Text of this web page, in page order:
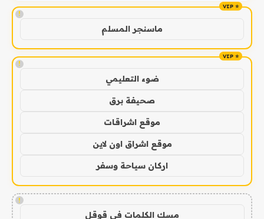
!
ماسنجر المسلم
!
ضوء التعليمي
صحيفة برق
موقع اشراقات
موقع اشراق اون لاين
اركان سياحة وسفر
!
مسك الكلمات في قوقل